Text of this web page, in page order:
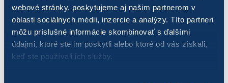
webové stránky, poskytujeme aj našim partnerom v
oblasti sociálnych médií, inzercie a analýzy. Títo partneri
môžu príslušné informácie skombinovať s ďalšími
údajmi, ktoré ste im poskytli alebo ktoré od vás získali,
keď ste používali ich služby.
Názov Počet jázd Najazdených
FUN JaMa 30 37,20
Holub